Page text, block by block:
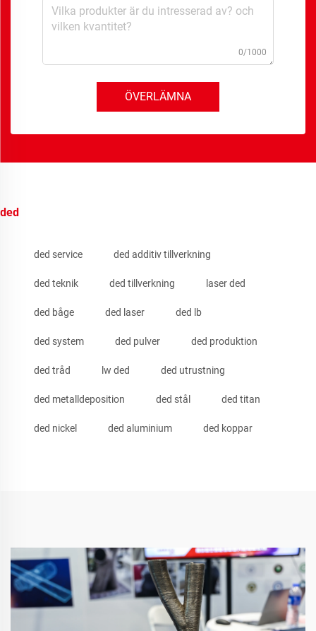
0/1000
ÖVERLÄMNA
ded
ded service ded additiv tillverkning
ded teknik ded tillverkning laser ded
ded båge ded laser ded lb
ded system ded pulver ded produktion
ded tråd lw ded ded utrustning
ded metalldeposition ded stål ded titan
ded nickel ded aluminium ded koppar